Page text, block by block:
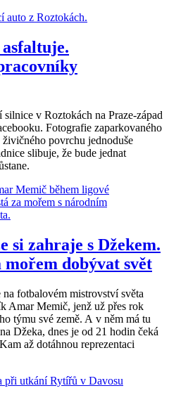
v Roztokách na Praze-západ
Fotografie zaparkovaného
povrchu jednoduše
slibuje, že bude jednat
si zahraje s Džekem.
dobývat svět
fotbalovém mistrovství světa
Amar Memič, jenž už přes rok
týmu své země. A v něm má tu
Džeka, dnes je od 21 hodin čeká
až dotáhnou reprezentaci